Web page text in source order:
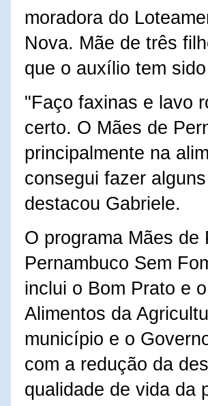
moradora do
Nova. Mãe de três
que o auxílio tem
"Faço faxinas e lavo
certo. O Mães de
principalmente na
consegui fazer
destacou Gabriele.
O programa Mães de
Pernambuco Sem
inclui o Bom Prato e
Alimentos da
município e o
com a redução da
qualidade de vida da